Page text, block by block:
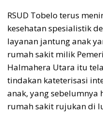
RSUD Tobelo terus
kesehatan spesialistik
layanan jantung anak
rumah sakit milik
Halmahera Utara itu
tindakan kateterisasi
anak, yang
rumah sakit rujukan di